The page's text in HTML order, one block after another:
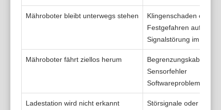
Mähroboter bleibt unterwegs stehen
Klingenschaden oder
Festgefahren auf
Signalstörung im
Mähroboter fährt ziellos herum
Begrenzungskabel
Sensorfehler
Softwareproblem
Ladestation wird nicht erkannt
Störsignale oder